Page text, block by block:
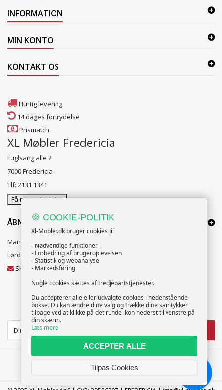
INFORMATION
MIN KONTO
KONTAKT OS
Hurtig levering
14 dages fortrydelse
Prismatch
XL Møbler Fredericia
Fuglsang alle 2
7000 Fredericia
Tlf: 2131 1341
Få rutevejledning
ÅBNINGSTIDER:
Mandag til Fredag 10:00 til 18:00
Lørdag og Søndag 10:00 til 16:00
Skriv til vores kundeservice
NYHEDSBREV
🍪 COOKIE-POLITIK
Xl-Mobler.dk bruger cookies til
- Nødvendige funktioner
- Forbedring af brugeroplevelsen
- Statistik og webanalyse
- Markedsføring
Nogle cookies sættes af tredjepartstjenester.
Du accepterer alle eller udvalgte cookies i nedenstående
bokse. Du kan ændre dine valg og trække dine samtykker
tilbage ved at klikke på det runde ikon nederst til venstre på
din skærm.
Læs mere
ACCEPTER ALLE
Tilpas Cookies